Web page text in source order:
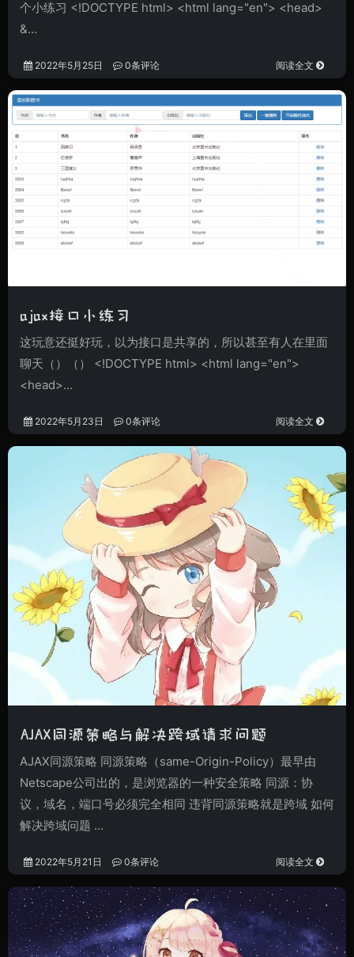
个小练习 <!DOCTYPE html> <html lang="en"> <head>
&…
2022年5月25日 0条评论 阅读全文
ajax接口小练习
这玩意还挺好玩，以为接口是共享的，所以甚至有人在里面
聊天（）（） <!DOCTYPE html> <html lang="en">
<head>…
2022年5月23日 0条评论 阅读全文
AJAX同源策略与解决跨域请求问题
AJAX同源策略 同源策略（same-Origin-Policy）最早由
Netscape公司出的，是浏览器的一种安全策略 同源：协
议，域名，端口号必须完全相同 违背同源策略就是跨域 如何
解决跨域问题 …
2022年5月21日 0条评论 阅读全文